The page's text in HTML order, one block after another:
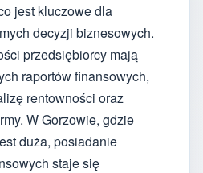
jest kluczowe dla
decyzji biznesowych.
przedsiębiorcy mają
raportów finansowych,
rentowności oraz
W Gorzowie, gdzie
duża, posiadanie
staje się